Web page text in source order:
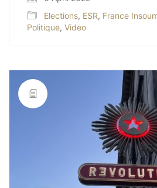
Elections, ESR, France
Politique, Video